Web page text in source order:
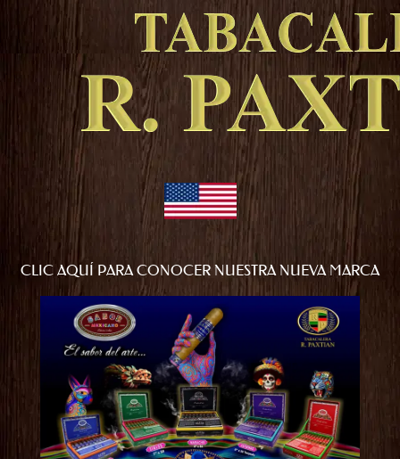
CLIC AQUÍ PARA CONOCER NUESTRA NUEVA MARCA